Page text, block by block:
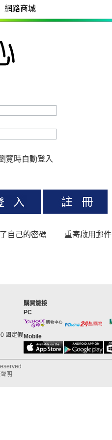
網路商城
覽時自動登入
自己的密碼 重寄啟用郵件
國定假
購買鏈接
PC
Mobile
明